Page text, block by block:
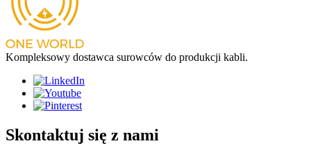
Kompleksowy dostawca surowców do produkcji kabli.
Skontaktuj się z nami